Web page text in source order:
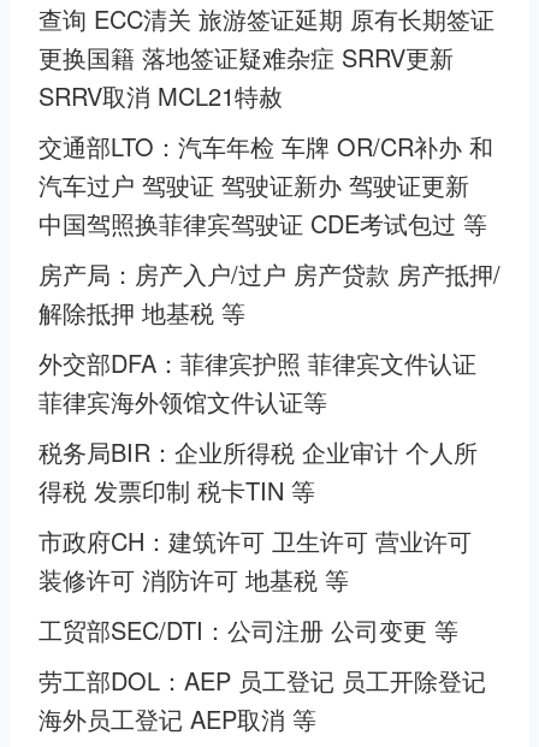
查询 ECC清关 旅游签证延期 原有长期签证
更换国籍 落地签证疑难杂症 SRRV更新
SRRV取消 MCL21特赦
交通部LTO：汽车年检 车牌 OR/CR补办 和
汽车过户 驾驶证 驾驶证新办 驾驶证更新
中国驾照换菲律宾驾驶证 CDE考试包过 等
房产局：房产入户/过户 房产贷款 房产抵押/
解除抵押 地基税 等
外交部DFA：菲律宾护照 菲律宾文件认证
菲律宾海外领馆文件认证等
税务局BIR：企业所得税 企业审计 个人所
得税 发票印制 税卡TIN 等
市政府CH：建筑许可 卫生许可 营业许可
装修许可 消防许可 地基税 等
工贸部SEC/DTI：公司注册 公司变更 等
劳工部DOL：AEP 员工登记 员工开除登记
海外员工登记 AEP取消 等